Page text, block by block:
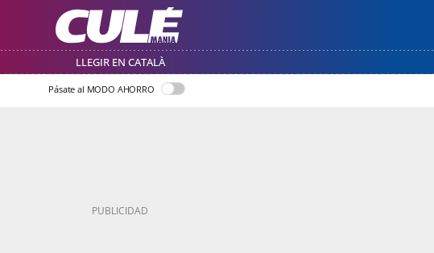
LLEGIR EN CATALÀ
Pásate al MODO AHORRO